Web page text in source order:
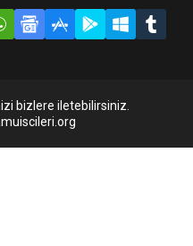
bizlere iletebilirsiniz.